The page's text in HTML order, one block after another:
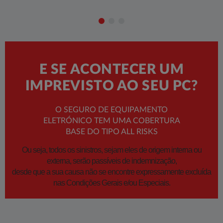
E SE ACONTECER UM
IMPREVISTO AO SEU PC?
O SEGURO DE EQUIPAMENTO
ELETRÓNICO TEM UMA COBERTURA
BASE DO TIPO ALL RISKS
Ou seja, todos os sinistros, sejam eles de origem interna ou
externa, serão passíveis de indemnização,
desde que a sua causa não se encontre expressamente excluída
nas Condições Gerais e/ou Especiais.